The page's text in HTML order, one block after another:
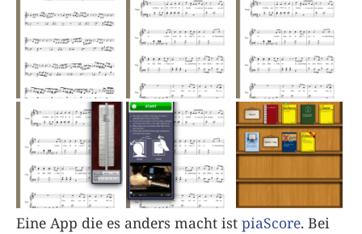
Eine App die es anders macht ist piaScore. Bei